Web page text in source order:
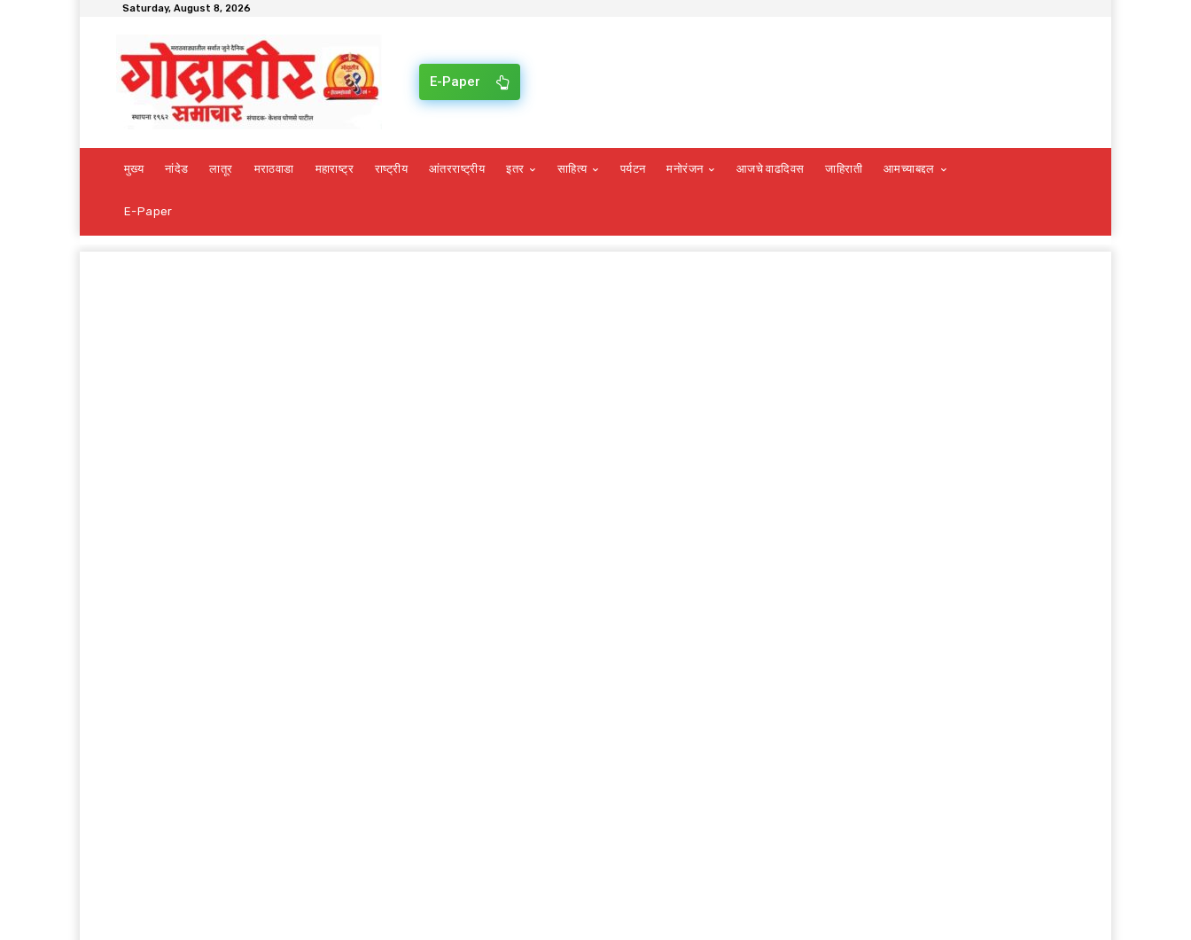
Saturday, August 8, 2026
E-Paper
मुख्य नांदेड लातूर मराठवाडा महाराष्ट्र राष्ट्रीय आंतरराष्ट्रीय इतर साहित्य पर्यटन मनोरंजन आजचे वाढदिवस जाहिराती आमच्याबद्दल
E-Paper